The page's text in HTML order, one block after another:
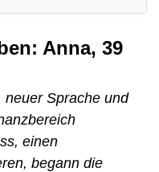
Anna, 39
neuer Sprache und
einen
begann die